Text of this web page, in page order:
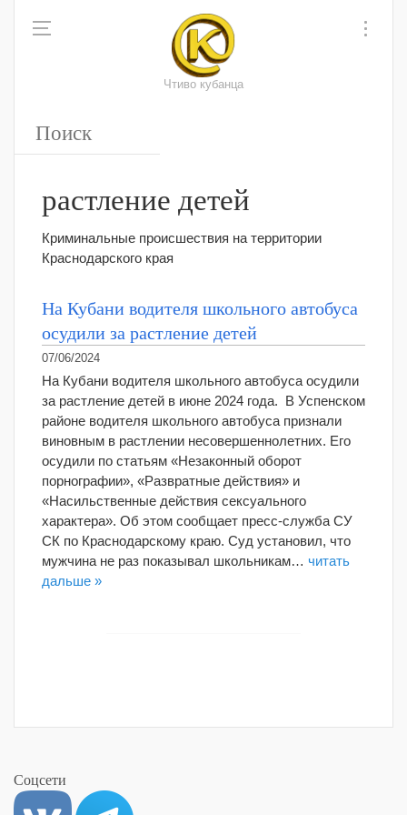
Чтиво кубанца
растление детей
Криминальные происшествия на территории
Краснодарского края
На Кубани водителя школьного автобуса
осудили за растление детей
07/06/2024
На Кубани водителя школьного автобуса осудили
за растление детей в июне 2024 года. В Успенском
районе водителя школьного автобуса признали
виновным в растлении несовершеннолетних. Его
осудили по статьям «Незаконный оборот
порнографии», «Развратные действия» и
«Насильственные действия сексуального
характера». Об этом сообщает пресс-служба СУ
СК по Краснодарскому краю. Суд установил, что
мужчина не раз показывал школьникам… читать
дальше »
Соцсети